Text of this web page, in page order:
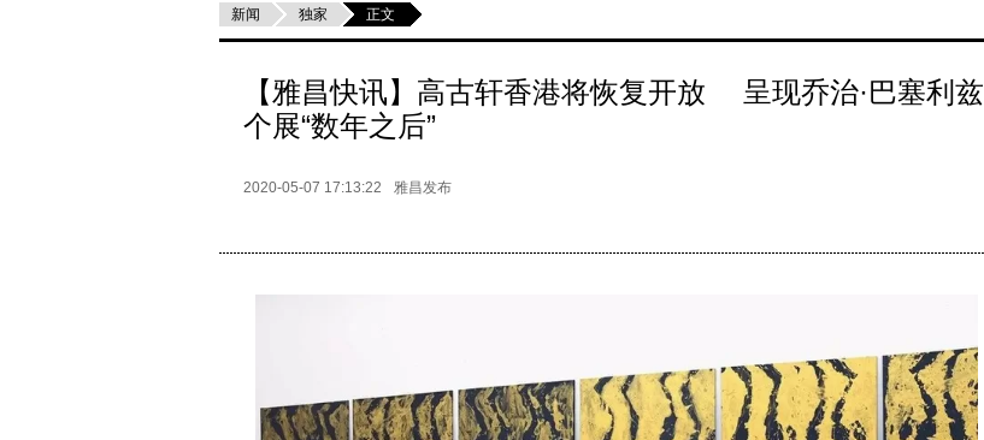
新闻 独家 正文
【雅昌快讯】高古轩香港将恢复开放 呈现乔治·巴塞利兹
个展“数年之后”
2020-05-07 17:13:22 雅昌发布